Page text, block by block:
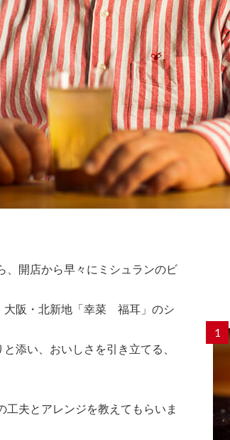
、開店から早々にミシュランのビ
大阪・北新地「幸菜 福耳」のシ
添い、おいしさを引き立てる、
夫とアレンジを教えてもらいま
1